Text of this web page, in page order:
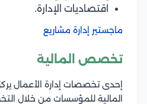
اقتصاديات الإدارة.
ماجستير إدارة مشاريع
تخصص المالية
إحدى تخصصات إدارة الأعمال
المالية للمؤسسات من خلال